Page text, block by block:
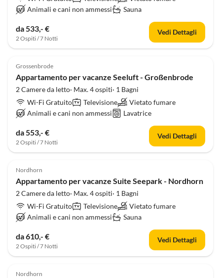
Animali e cani non ammessi
Sauna
da 533,- €
2 Ospiti / 7 Notti
Vedi Dettagli
Grossenbrode
Appartamento per vacanze Seeluft - Großenbrode
2 Camere da letto· Max. 4 ospiti· 1 Bagni
Wi-Fi Gratuito
Televisione
Vietato fumare
Animali e cani non ammessi
Lavatrice
da 553,- €
2 Ospiti / 7 Notti
Vedi Dettagli
Nordhorn
Appartamento per vacanze Suite Seepark - Nordhorn
2 Camere da letto· Max. 4 ospiti· 1 Bagni
Wi-Fi Gratuito
Televisione
Vietato fumare
Animali e cani non ammessi
Sauna
da 610,- €
2 Ospiti / 7 Notti
Vedi Dettagli
Nordhorn